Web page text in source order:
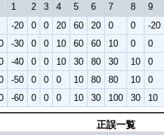
1 2 3 4 5 6 7 8 9
-20 0 0 20 60 20 0 0 -20
-30 0 0 10 60 60 10 0 0
-40 0 0 10 30 80 30 10 0
-50 0 0 0 10 80 80 10 0
-60 0 0 0 10 30 100 30 10
正誤一覧